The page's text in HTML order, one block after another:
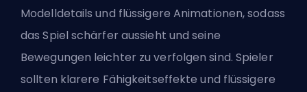
Modelldetails und flüssigere Animationen, sodass
das Spiel schärfer aussieht und seine
Bewegungen leichter zu verfolgen sind. Spieler
sollten klarere Fähigkeitseffekte und flüssigere